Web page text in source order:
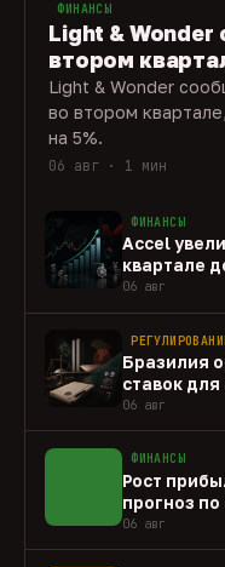
ФИНАНСЫ
Light & Wonder
втором
Light & Wonder
во втором
на 5%.
06 авг · 1 мин
ФИНАНСЫ
Accel
квартале
06 авг
Бразилия
ставок
06 авг
ФИНАНСЫ
Рост
прогноз
capex
06 авг